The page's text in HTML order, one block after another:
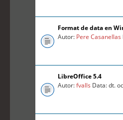
Format de data en
Autor: Pere Casanellas
LibreOffice 5.4
Autor:fvalls Data: dt.